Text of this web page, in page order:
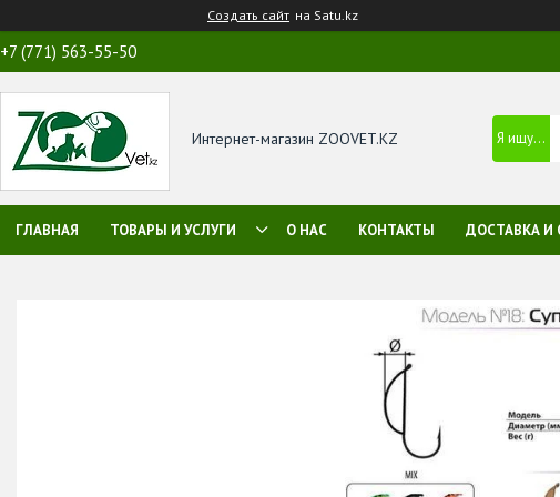
Создать сайт на Satu.kz
+7 (771) 563-55-50
Интернет-магазин ZOOVET.KZ
ГЛАВНАЯ ТОВАРЫ И УСЛУГИ О НАС КОНТАКТЫ ДОСТАВКА И